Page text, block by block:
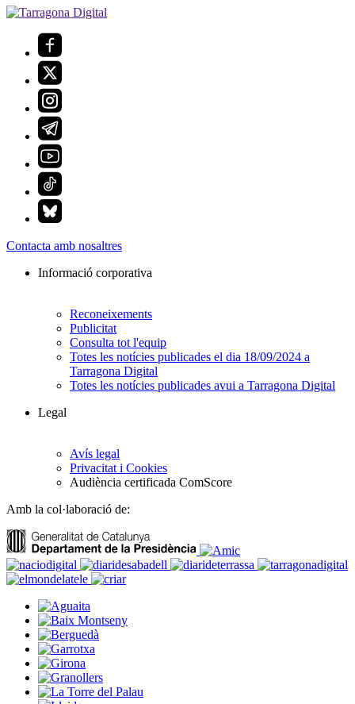
Contacta amb nosaltres
Informació corporativa
Reconeixements
Publicitat
Consulta tot l'equip
Totes les notícies publicades el dia 18/09/2024 a
Tarragona Digital
Totes les notícies publicades avui a Tarragona Digital
Legal
Avís legal
Privacitat i Cookies
Audiència certificada ComScore
Amb la col·laboració de: